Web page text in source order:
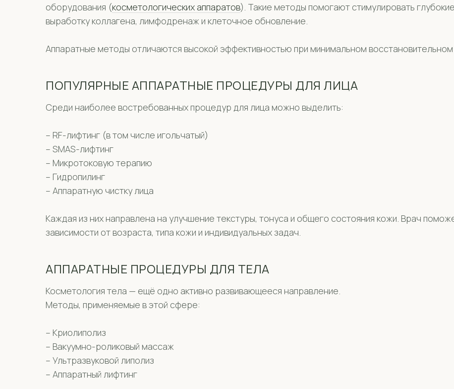
оборудования (косметологических аппаратов). Такие методы помогают стимулировать
выработку коллагена, лимфодренаж и клеточное обновление.
Аппаратные методы отличаются высокой эффективностью при минимальном
ПОПУЛЯРНЫЕ АППАРАТНЫЕ ПРОЦЕДУРЫ ДЛЯ ЛИЦА
Среди наиболее востребованных процедур для лица можно выделить:
– RF-лифтинг (в том числе игольчатый)
– SMAS-лифтинг
– Микротоковую терапию
– Гидропилинг
– Аппаратную чистку лица
Каждая из них направлена на улучшение текстуры, тонуса и общего состояния кожи. Врач
зависимости от возраста, типа кожи и индивидуальных задач.
АППАРАТНЫЕ ПРОЦЕДУРЫ ДЛЯ ТЕЛА
Косметология тела — ещё одно активно развивающееся направление.
Методы, применяемые в этой сфере:
– Криолиполиз
– Вакуумно-роликовый массаж
– Ультразвуковой липолиз
– Аппаратный лифтинг